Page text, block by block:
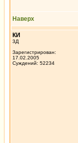
Наверх
КИ
3Д
Зарегистрирован:
17.02.2005
Суждений: 52234